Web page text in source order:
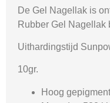
De Gel Nagellak is
Rubber Gel Nagellak
Uithardingstijd
10gr.
Hoog